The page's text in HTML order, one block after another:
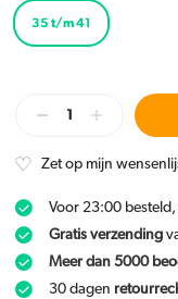
35 t/m 41
Zet op mijn
Voor 23:00
Gratis verzending
Meer dan 5000
30 dagen